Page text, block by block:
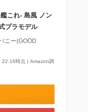
これ‐ 島風 ノン
プラモデル
ニー(GOOD
22:16時点 | Amazon調